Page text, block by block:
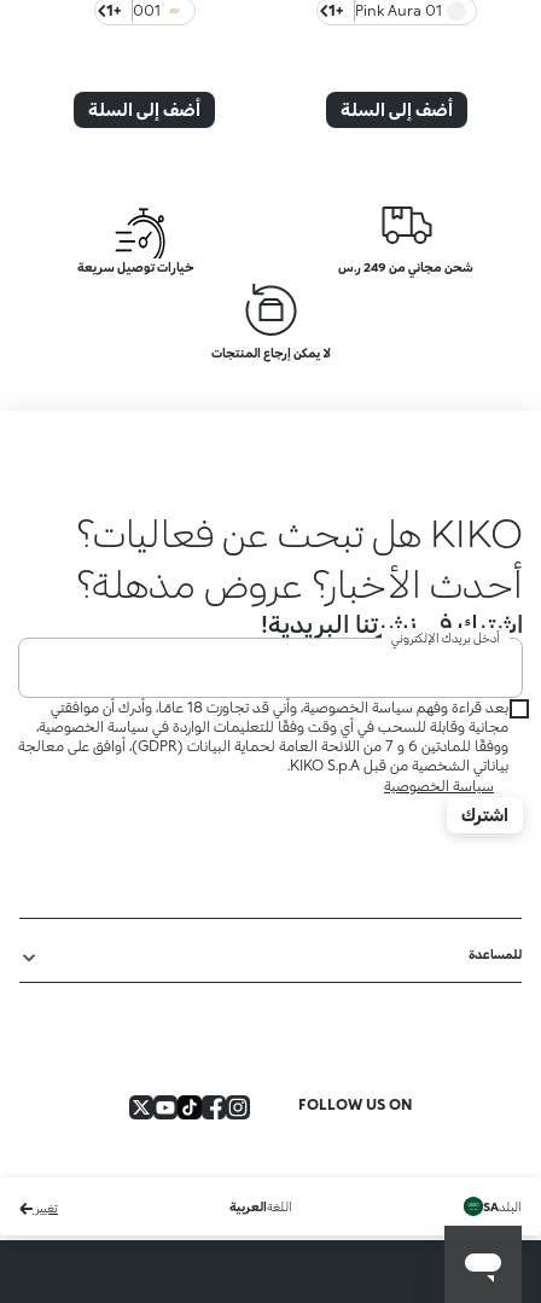
01 Pink Aura
+1
أضف إلى السلة
001
+1
أضف إلى السلة
شحن مجاني من 249 ر.س خيارات توصيل سريعة
لا يمكن إرجاع المنتجات
KIKO هل تبحث عن فعاليات؟
أحدث الأخبار؟ عروض مذهلة؟
اشترك في نشرتنا البريدية!
أدخل بريدك الإلكتروني
بعد قراءة وفهم سياسة الخصوصية، وأني قد تجاوزت 18 عامًا، وأدرك أن موافقتي
مجانية وقابلة للسحب في أي وقت وفقًا للتعليمات الواردة في سياسة الخصوصية،
ووفقًا للمادتين 6 و 7 من اللائحة العامة لحماية البيانات (GDPR)، أوافق على معالجة
بياناتي الشخصية من قبل KIKO S.p.A.
سياسة الخصوصية
اشترك
للمساعدة
FOLLOW US ON
البلدSA اللغة العربية تغيير